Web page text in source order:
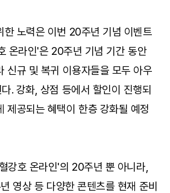
한 노력은 이번 20주년 기념 이벤트
온라인'은 20주년 기념 기간 동안
신규 및 복귀 이용자들을 모두 아우
. 강화, 상점 등에서 할인이 진행되
제공되는 혜택이 한층 강화될 예정
강호 온라인'의 20주년 뿐 아니라,
영상 등 다양한 콘텐츠를 현재 준비